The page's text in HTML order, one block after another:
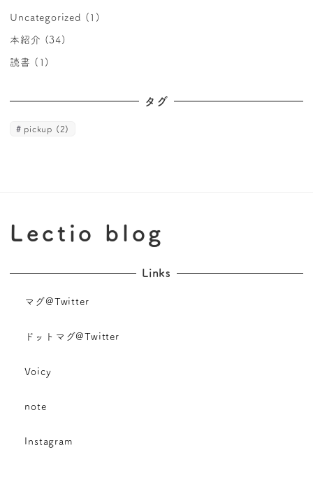
Uncategorized (1)
本紹介 (34)
読書 (1)
タグ
pickup (2)
Lectio blog
Links
マグ@Twitter
ドットマグ@Twitter
Voicy
note
Instagram